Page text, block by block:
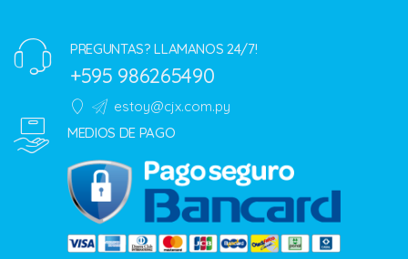
PREGUNTAS? LLAMANOS 24/7!
+595 986265490
estoy@cjx.com.py
MEDIOS DE PAGO